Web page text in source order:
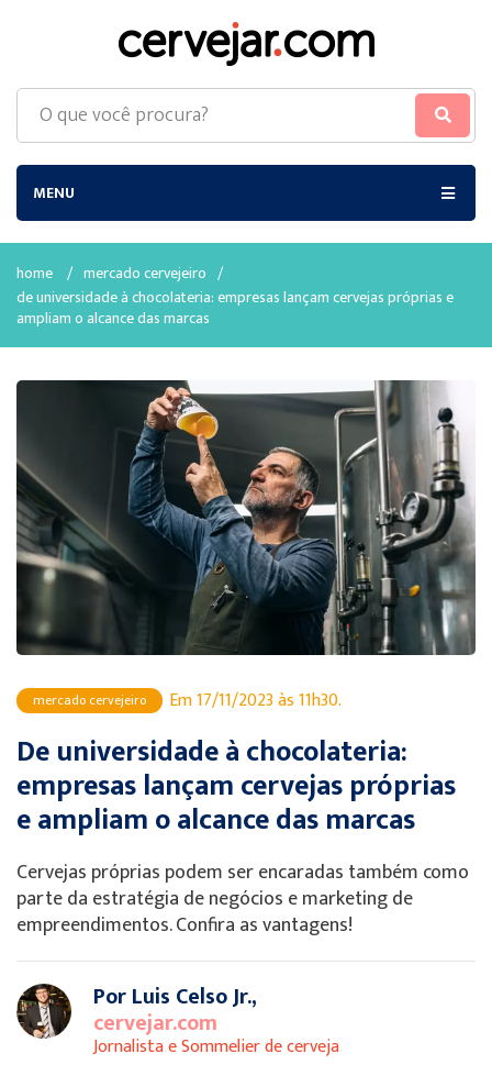
MENU
home / mercado cervejeiro /
de universidade à chocolateria: empresas lançam cervejas próprias e
ampliam o alcance das marcas
mercado cervejeiro Em 17/11/2023 às 11h30.
De universidade à chocolateria:
empresas lançam cervejas próprias
e ampliam o alcance das marcas
Cervejas próprias podem ser encaradas também como
parte da estratégia de negócios e marketing de
empreendimentos. Confira as vantagens!
Por Luis Celso Jr.,
cervejar.com
Jornalista e Sommelier de cerveja